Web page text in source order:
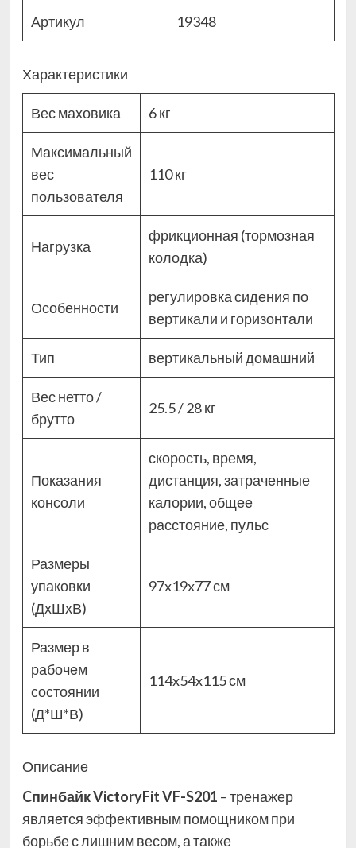
Артикул 19348
Характеристики
Вес маховика 6 кг
Максимальный
вес
пользователя
110 кг
Нагрузка
фрикционная (тормозная
колодка)
Особенности
регулировка сидения по
вертикали и горизонтали
Тип вертикальный домашний
Вес нетто /
брутто
25.5 / 28 кг
Показания
консоли
скорость, время,
дистанция, затраченные
калории, общее
расстояние, пульс
Размеры
упаковки
(ДхШхВ)
97x19x77 см
Размер в
рабочем
состоянии
(Д*Ш*В)
114x54x115 см
Описание
Cпинбайк VictoryFit VF-S201 – тренажер
является эффективным помощником при
борьбе с лишним весом, а также